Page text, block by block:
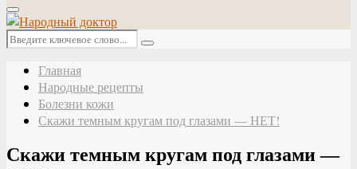
Основное
меню
Искать:
Поиск
Главная
Народные рецепты
Болезни кожи
Скажи темным кругам под глазами — НЕТ!
Скажи темным кругам под глазами —